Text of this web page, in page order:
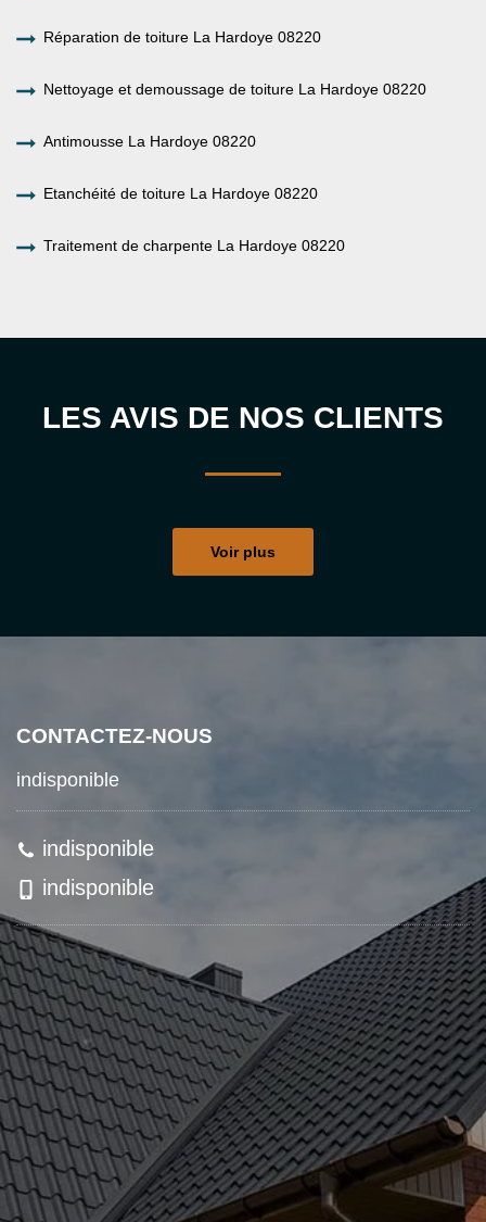
Réparation de toiture La Hardoye 08220
Nettoyage et demoussage de toiture La Hardoye 08220
Antimousse La Hardoye 08220
Etanchéité de toiture La Hardoye 08220
Traitement de charpente La Hardoye 08220
LES AVIS DE NOS CLIENTS
Voir plus
CONTACTEZ-NOUS
indisponible
indisponible
indisponible